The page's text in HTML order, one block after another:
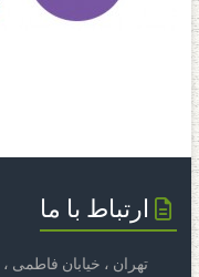
ارتباط با ما
تهران ، خیابان فاطمی ،